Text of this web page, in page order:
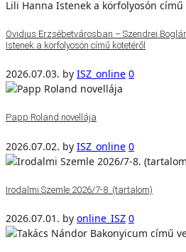
Ovidius Erzsébetvárosban – Szendrei
Istenek a körfolyosón című kötetéről
2026.07.03. by ISZ_online 0
Papp Roland novellája
2026.07.02. by ISZ_online 0
Irodalmi Szemle 2026/7-8. (tartalom)
2026.07.01. by online_ISZ 0